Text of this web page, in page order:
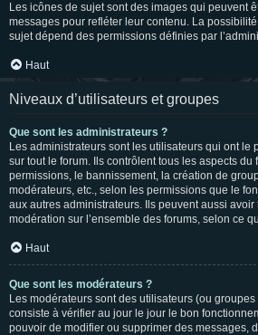
Les icônes de sujet sont des images qui peuvent
messages pour refléter leur contenu. La
sujet dépend des permissions définies par
Haut
Niveaux d’utilisateurs et groupes
Que sont les administrateurs ?
Les administrateurs sont les utilisateurs qui ont le
sur tout le forum. Ils contrôlent tous les aspects du
permissions, le bannissement, la création de
modérateurs, etc., selon les permissions que le
aux autres administrateurs. Ils peuvent aussi
modération sur l’ensemble des forums, selon ce
Haut
Que sont les modérateurs ?
Les modérateurs sont des utilisateurs (ou groupes
consiste à vérifier au jour le jour le bon
pouvoir de modifier ou supprimer des messages,